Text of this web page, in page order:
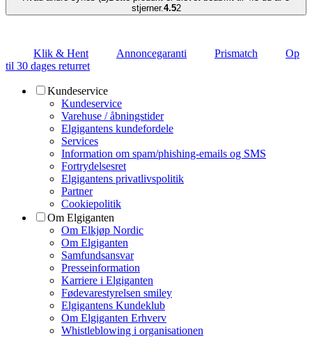
stjerner.4.52
Klik & Hent Annoncegaranti Prismatch
Op
til 30 dages returret
Kundeservice
Kundeservice
Varehuse / åbningstider
Elgigantens kundefordele
Services
Information om spam/phishing-emails og SMS
Fortrydelsesret
Elgigantens privatlivspolitik
Partner
Cookiepolitik
Om Elgiganten
Om Elkjøp Nordic
Om Elgiganten
Samfundsansvar
Presseinformation
Karriere i Elgiganten
Fødevarestyrelsen smiley
Elgigantens Kundeklub
Om Elgiganten Erhverv
Whistleblowing i organisationen